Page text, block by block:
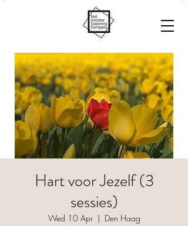
Hart voor Jezelf (3
sessies)
Wed 10 Apr
  |
Den Haag